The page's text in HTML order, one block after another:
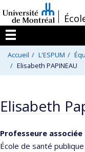
au
contenu
/
Menu
Accueil L'ESPUM
Elisabeth PAPINEAU
Elisabeth
Professeure associée
École de santé